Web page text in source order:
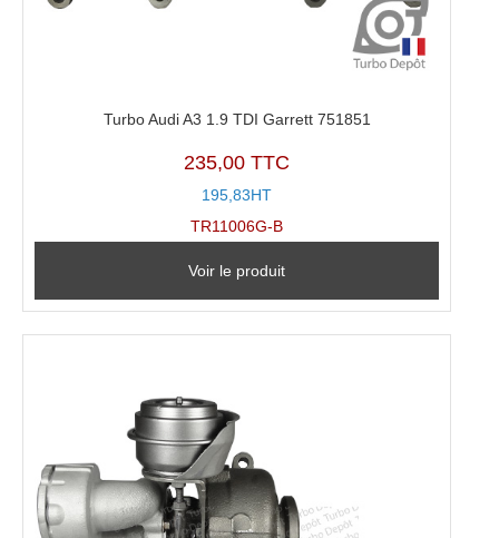
Turbo Audi A3 1.9 TDI Garrett 751851
235,00 TTC
195,83HT
TR11006G-B
Voir le produit